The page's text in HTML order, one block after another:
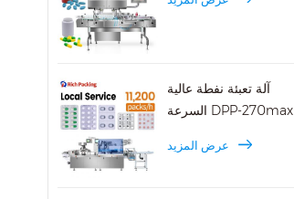
آلة تعبئة نفطة عالية
السرعة DPP-270max
عرض المزيد